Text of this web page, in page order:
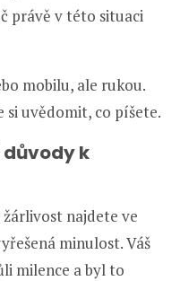
právě v této situaci
mobilu, ale rukou.
si uvědomit, co píšete.
důvody k
najdete ve
minulost. Váš
milence a byl to